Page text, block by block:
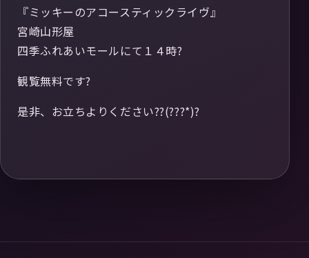
『ミッキーのアコースティックライヴ』
宮崎山形屋
四季ふれあいモールにて１４時?
観覧無料です?
是非、お立ちよりください??(???*)?